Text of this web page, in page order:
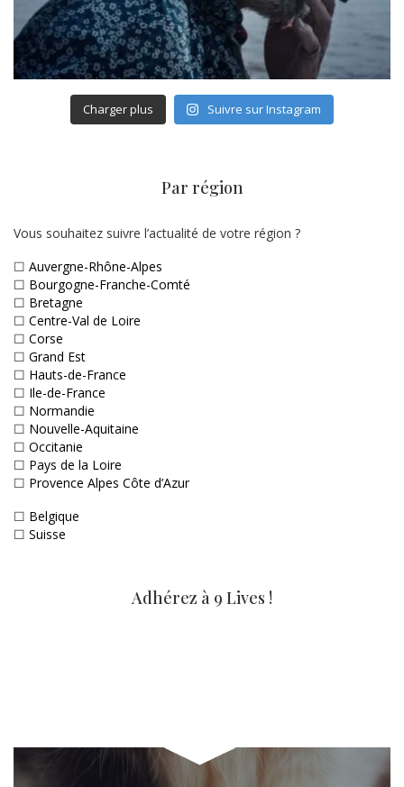
Charger plus Suivre sur Instagram
Par région
Vous souhaitez suivre l’actualité de votre région ?
☐ Auvergne-Rhône-Alpes
☐ Bourgogne-Franche-Comté
☐ Bretagne
☐ Centre-Val de Loire
☐ Corse
☐ Grand Est
☐ Hauts-de-France
☐ Ile-de-France
☐ Normandie
☐ Nouvelle-Aquitaine
☐ Occitanie
☐ Pays de la Loire
☐ Provence Alpes Côte d’Azur
☐ Belgique
☐ Suisse
Adhérez à 9 Lives !